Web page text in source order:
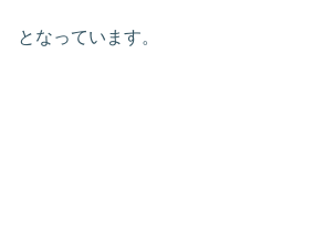
となっています。